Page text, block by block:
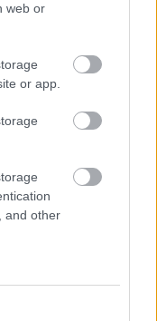
web or
or app.
and other
a
Fél évszázadon át
élvezhettük hangját
rádiócsatornákon,
leginkább
sportközvetítései miatt
hete ért véget, a
– írja a Blikk.